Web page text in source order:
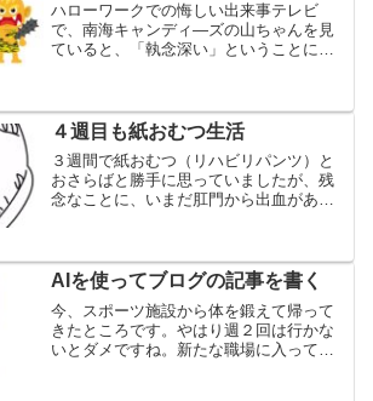
ハローワークでの悔しい出来事テレビ
で、南海キャンディ―ズの山ちゃんを見
ていると、「執念深い」ということに関
流されるわけでもなく、いつま─でも覚え
ています。4年前の失業し...
４週目も紙おむつ生活
３週間で紙おむつ（リハビリパンツ）と
おさらばと勝手に思っていましたが、残
念なことに、いまだ肛門から出血があ
た。１ヶ月までにいかないと...
AIを使ってブログの記事を書く
今、スポーツ施設から体を鍛えて帰って
きたところです。やはり週２回は行かな
いとダメですね。新たな職場に入って約